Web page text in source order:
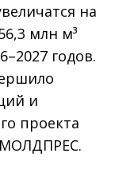
на
млн м³
годов.
и
проекта
МОЛДПРЕС.